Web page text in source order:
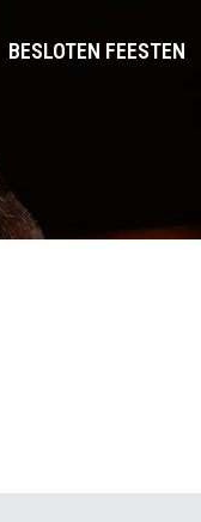
BESLOTEN FEESTEN